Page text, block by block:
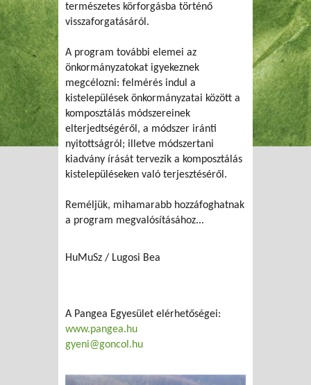
természetes körforgásba történő
visszaforgatásáról.
A program további elemei az
önkormányzatokat igyekeznek
megcélozni: felmérés indul a
kistelepülések önkormányzatai között a
komposztálás módszereinek
elterjedtségéről, a módszer iránti
nyitottságról; illetve módszertani
kiadvány írását tervezik a komposztálás
kistelepüléseken való terjesztéséről.
Reméljük, mihamarabb hozzáfoghatnak
a program megvalósításához...
HuMuSz / Lugosi Bea
A Pangea Egyesület elérhetőségei:
www.pangea.hu
gyeni@goncol.hu